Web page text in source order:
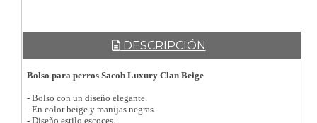
DESCRIPCIÓN
Bolso para perros Sacob Luxury Clan Beige
- Bolso con un diseño elegante.
- En color beige y manijas negras.
- Diseño estilo escoces.